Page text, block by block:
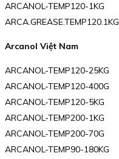
ARCANOL-TEMP120-1KG
ARCA.GREASE.TEMP120.1KG
Arcanol Việt Nam
ARCANOL-TEMP120-25KG
ARCANOL-TEMP120-400G
ARCANOL-TEMP120-5KG
ARCANOL-TEMP200-1KG
ARCANOL-TEMP200-70G
ARCANOL-TEMP90-180KG